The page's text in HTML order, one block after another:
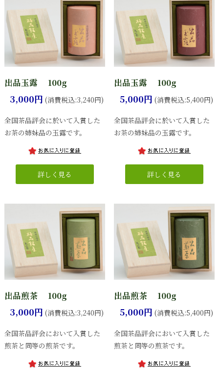
出品玉露 100g
3,000円 (消費税込:3,240円)
全国茶品評会に於いて入賞した
お茶の姉妹品の玉露です。
出品玉露 100g
5,000円 (消費税込:5,400円)
全国茶品評会に於いて入賞した
お茶の姉妹品の玉露です。
出品煎茶 100g
3,000円 (消費税込:3,240円)
全国茶品評会において入賞した
煎茶と同等の煎茶です。
出品煎茶 100g
5,000円 (消費税込:5,400円)
全国茶品評会において入賞した
煎茶と同等の煎茶です。